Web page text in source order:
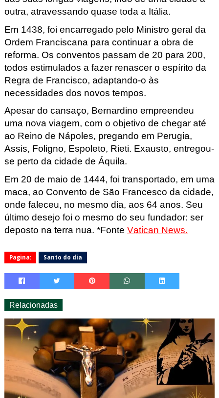
outra, atravessando quase toda a Itália.
Em 1438, foi encarregado pelo Ministro geral da
Ordem Franciscana para continuar a obra de
reforma. Os conventos passam de 20 para 200,
todos estimulados a fazer renascer o espírito da
Regra de Francisco, adaptando-o às
necessidades dos novos tempos.
Apesar do cansaço, Bernardino empreendeu
uma nova viagem, com o objetivo de chegar até
ao Reino de Nápoles, pregando em Perugia,
Assis, Foligno, Espoleto, Rieti. Exausto, entregou-
se perto da cidade de Áquila.
Em 20 de maio de 1444, foi transportado, em uma
maca, ao Convento de São Francesco da cidade,
onde faleceu, no mesmo dia, aos 64 anos. Seu
último desejo foi o mesmo do seu fundador: ser
deposto na terra nua. *Fonte Vatican News.
Pagina: Santo do dia
Relacionadas